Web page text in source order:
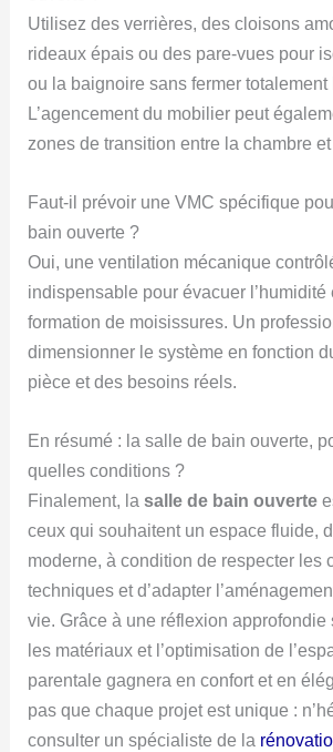
Utilisez des verrières, des cloisons
rideaux épais ou des pare-vues pour
ou la baignoire sans fermer totalement
L’agencement du mobilier peut
zones de transition entre la chambre
Faut-il prévoir une VMC spécifique
bain ouverte ?
Oui, une ventilation mécanique
indispensable pour évacuer l’humidité
formation de moisissures. Un
dimensionner le système en fonction
pièce et des besoins réels.
En résumé : la salle de bain ouverte,
quelles conditions ?
Finalement, lasalle de bain ouverte
ceux qui souhaitent un espace fluide,
moderne, à condition de respecter les
techniques et d’adapter
vie. Grâce à une réflexion approfondie
les matériaux et l’optimisation de
parentale gagnera en confort et en
pas que chaque projet est unique :
consulter un spécialiste de la